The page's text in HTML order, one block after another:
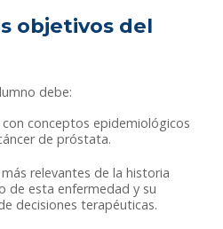
objetivos del
debe:
conceptos epidemiológicos
de próstata.
relevantes de la historia
de esta enfermedad y su
decisiones terapéuticas.